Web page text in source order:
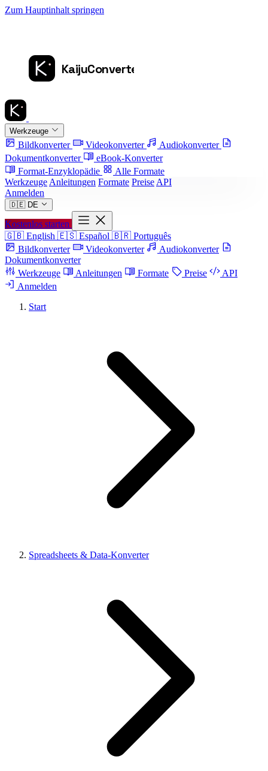
Zum Hauptinhalt springen
Werkzeuge
Bildkonverter Videokonverter
Audiokonverter
Dokumentkonverter
eBook-Konverter
Format-Enzyklopädie
Alle Formate
Werkzeuge Anleitungen Formate Preise API
Anmelden
🇩🇪 DE
Kostenlos starten
🇬🇧 English 🇪🇸 Español 🇧🇷 Português
Bildkonverter
Videokonverter
Audiokonverter
Dokumentkonverter
Werkzeuge
Anleitungen Formate Preise
API
Anmelden
Start
Spreadsheets & Data-Konverter